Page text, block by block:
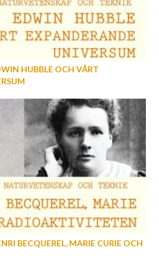
HUBBLE OCH VÅRT
BECQUEREL, MARIE CURIE OCH